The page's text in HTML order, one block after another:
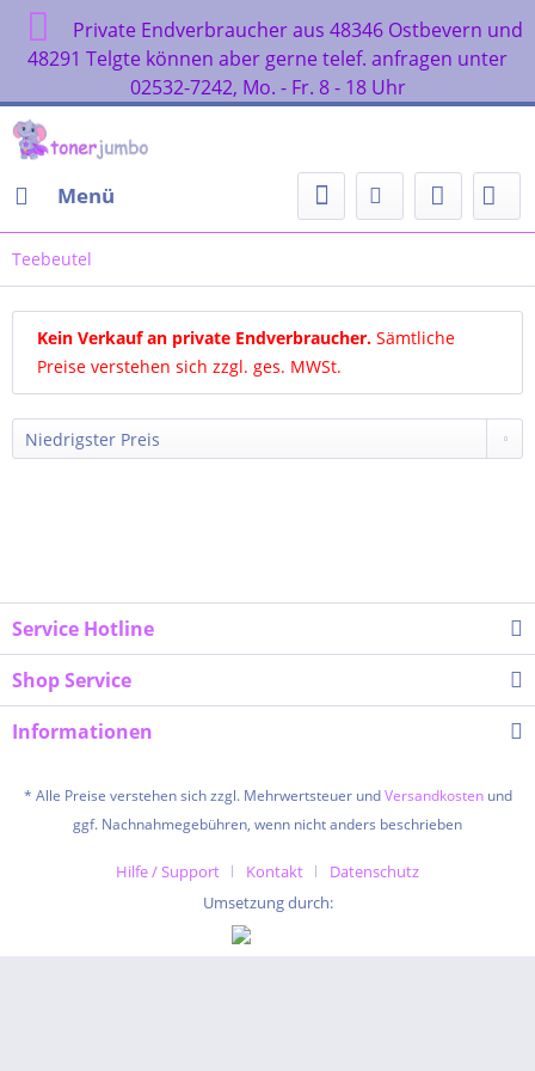
Private Endverbraucher aus 48346 Ostbevern und
48291 Telgte können aber gerne telef. anfragen unter
02532-7242, Mo. - Fr. 8 - 18 Uhr
Menü
Teebeutel
Kein Verkauf an private Endverbraucher. Sämtliche
Preise verstehen sich zzgl. ges. MWSt.
Service Hotline
Shop Service
Informationen
* Alle Preise verstehen sich zzgl. Mehrwertsteuer undVersandkostenund
ggf. Nachnahmegebühren, wenn nicht anders beschrieben
Hilfe / Support Kontakt
Datenschutz
Umsetzung durch: